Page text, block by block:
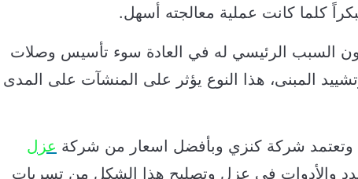
كلما كانت عملية معالجته أسهل.
السبب الرئيسي له في العادة سوء تأسيس وصلات
المبنى، هذا النوع يؤثر على المنشآت على المدى
وتعتمد شركة كنزي وبأفضل اسعار من شركة عزل
والأدوات في عزل وتصليح هذا الشكل من تسربات